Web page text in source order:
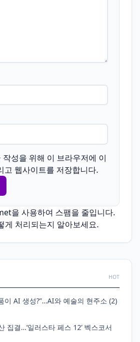
작성을 위해 이 브라우저에 이
고 웹사이트를 저장합니다.
을 사용하여 스팸을 줄입니다.
게 처리되는지 알아보세요.
HOT
이 AI 생성?”…AI와 예술의 현주소 (2)
집결…‘일러스타 페스 12’ 벡스코서